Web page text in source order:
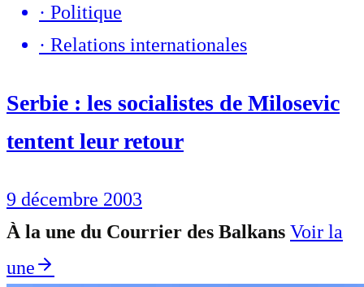
· Politique
· Relations internationales
Serbie : les socialistes de Milosevic
tentent leur retour
9 décembre 2003
À la une du Courrier des Balkans Voir la
une